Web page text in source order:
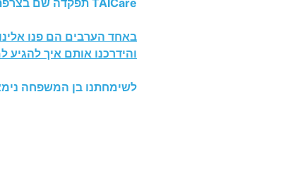
TAICare תפקדה שם בצרפת בעיר מרסיי ללא דופי.
באחד הערבים הם פנו
והידרכנו אותם איך
לשימחתנו בן המשפחה